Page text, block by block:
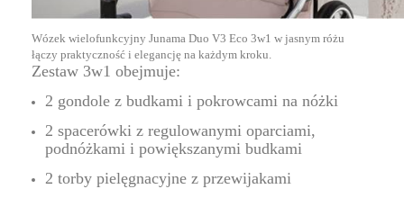
Wózek wielofunkcyjny Junama Duo V3 Eco 3w1 w jasnym różu
łączy praktyczność i elegancję na każdym kroku.
Zestaw 3w1 obejmuje:
2 gondole z budkami i pokrowcami na nóżki
2 spacerówki z regulowanymi oparciami,
podnóżkami i powiększanymi budkami
2 torby pielęgnacyjne z przewijakami